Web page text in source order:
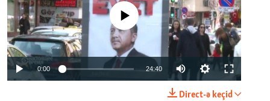
No media source currently available
0:00 24:40
Direct-ə keçid